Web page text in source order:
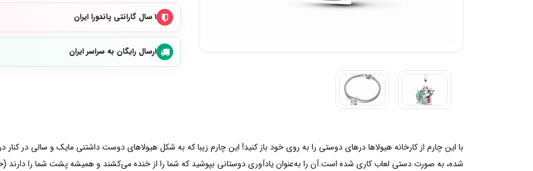
۱ سال گارانتی پاندورا ایران
ارسال رایگان به سراسر ایران
با این چارم از کارخانه هیولاها درهای دوستی را به روی خود باز کنید! این چارم زیبا که به شکل هیولاهای دوست داشتنی مایک و سالی در
شده، به صورت دستی لعاب کاری شده است.آن را به‌عنوان یادآوری دوستانی بپوشید که شما را از خنده می‌کشند و همیشه پشت شما را دارند